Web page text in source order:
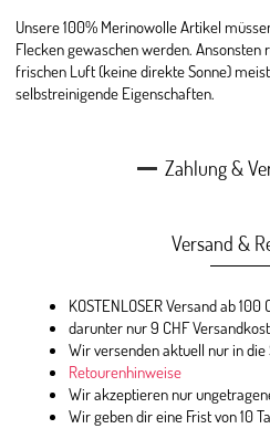
Unsere 100% Merinowolle Artikel
Flecken gewaschen werden.
frischen Luft (keine direkte Sonne)
selbstreinigende Eigenschaften.
Zahlung &
Versand &
KOSTENLOSER Versand ab
darunter nur 9 CHF
Wir versenden aktuell nur in die
Retourenhinweise
Wir akzeptieren nur
Wir geben dir eine Frist von 10